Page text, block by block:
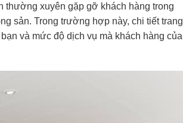
thường xuyên gặp gỡ khách hàng trong
sản. Trong trường hợp này, chi tiết trang
và mức độ dịch vụ mà khách hàng của